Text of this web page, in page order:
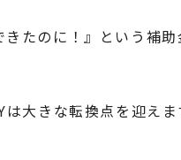
たのに！』という補助
大きな転換点を迎えま